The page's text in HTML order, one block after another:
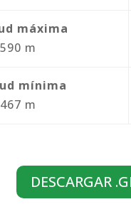
máxima
590 m
mínima
467 m
DESCARGAR